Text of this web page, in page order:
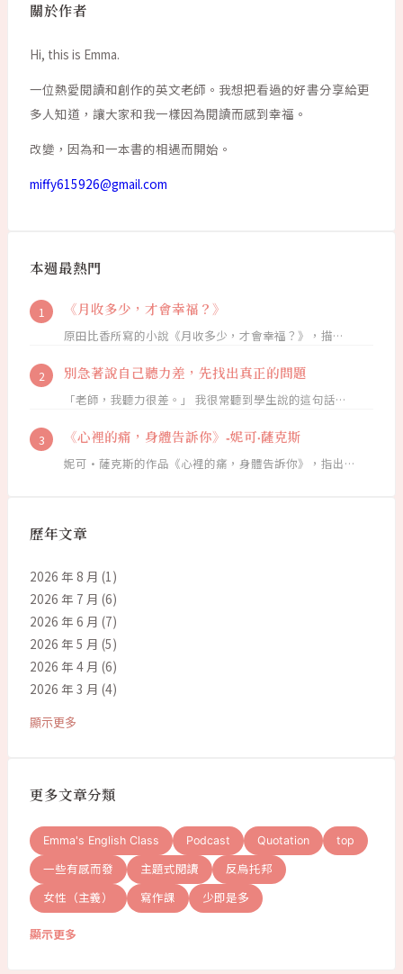
關於作者
Hi, this is Emma.
一位熱愛閱讀和創作的英文老師。我想把看過的好書分享給更
多人知道，讓大家和我一樣因為閱讀而感到幸福。
改變，因為和一本書的相遇而開始。
miffy615926@gmail.com
本週最熱門
《月收多少，才會幸福？》
原田比香所寫的小說《月收多少，才會幸福？》，描…
別急著說自己聽力差，先找出真正的問題
「老師，我聽力很差。」 我很常聽到學生說的這句話…
《心裡的痛，身體告訴你》-妮可·薩克斯
妮可·薩克斯的作品《心裡的痛，身體告訴你》，指出…
歷年文章
2026 年 8 月 (1)
2026 年 7 月 (6)
2026 年 6 月 (7)
2026 年 5 月 (5)
2026 年 4 月 (6)
2026 年 3 月 (4)
顯示更多
更多文章分類
Emma's English Class Podcast Quotation top
一些有感而發 主題式閱讀 反烏托邦
女性（主義） 寫作課 少即是多
顯示更多